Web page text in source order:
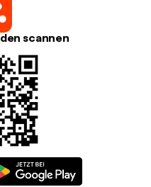
scannen